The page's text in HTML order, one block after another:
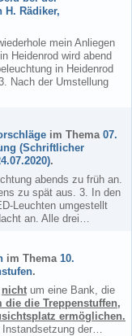
H. Rädiker,
mein Anliegen
Heidenrod wird abend
in Heidenrod
Nach der Umstellung
im Thema 07.
(Schriftlicher
.
abends zu früh an.
zu spät aus. 3. In den
Leuchten umgestellt
an. Alle drei…
im Thema 10.
.
nicht um eine Bank, die
die die Treppenstuffen,
ermöglichen.
Instandsetzung der…